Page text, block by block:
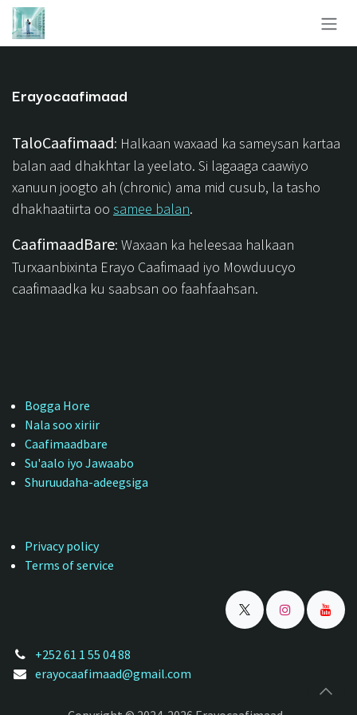
Skip to Content
Erayocaafimaad
TaloCaafimaad: Halkaan waxaad ka sameysan kartaa
balan aad dhakhtar la yeelato. Si lagaaga caawiyo
xanuun joogto ah (chronic) ama mid cusub, la tasho
dhakhaatiirta oo samee balan.
CaafimaadBare: Waxaan ka heleesaa halkaan
Turxaanbixinta Erayo Caafimaad iyo Mowduucyo
caafimaadka ku saabsan oo faahfaahsan.
Bogga Hore
Nala soo xiriir
Caafimaadbare
Su'aalo iyo Jawaabo
Shuruudaha-adeegsiga
Privacy policy
Terms of service
+252 61 1 55 04 88
erayocaafimaad@gmail.com